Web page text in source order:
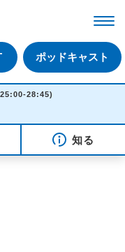
ポッドキャスト
28:45)
知る